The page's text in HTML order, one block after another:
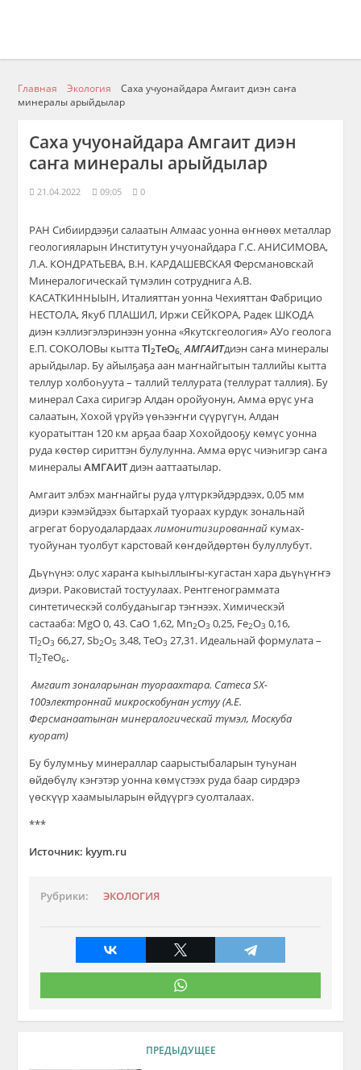
Главная Экология
Саха учуонайдара Амгаит диэн саҥа
минералы арыйдылар
Саха учуонайдара Амгаит диэн
саҥа минералы арыйдылар
21.04.2022 09:05 0
РАН Сибиирдээҕи салаатын Алмаас уонна өҥнөөх металлар
геологияларын Институтун учуонайдара Г.С. АНИСИМОВА,
Л.А. КОНДРАТЬЕВА, В.Н. КАРДАШЕВСКАЯ Ферсмановскай
Минералогическай түмэлин сотруднига А.В.
КАСАТКИННЫЫН, Италияттан уонна Чехияттан Фабрицио
НЕСТОЛА, Якуб ПЛАШИЛ, Иржи СЕЙКОРА, Радек ШКОДА
диэн кэллиэгэлэринээн уонна «Якутскгеология» АУо геолога
Е.П. СОКОЛОВы кыттаTl2TeO6, АМГАИТдиэн саҥа минералы
арыйдылар. Бу айылҕаҕа аан маҥнайгытын таллийы кытта
теллур холбоһуута – таллий теллурата (теллурат таллия). Бу
минерал Саха сиригэр Алдан оройуонун, Амма өрүс уҥа
салаатын, Хохой үрүйэ үөһээҥҥи сүүрүгүн, Алдан
куоратыттан 120 км арҕаа баар Хохойдооҕу көмүс уонна
руда көстөр сириттэн булулунна. Амма өрүс чиэһигэр саҥа
минералыАМГАИТдиэн ааттаатылар.
Амгаит элбэх маҥнайгы руда үлтүркэйдэрдээх, 0,05 мм
диэри кээмэйдээх бытархай туораах курдук зональнай
агрегат боруодалардаахлимонитизированнай кумах-
туойунан туолбут карстовай көҥдөйдөртөн булуллубут.
Дьүһүнэ: олус хараҥа кыһыллыҥы-кугастан хара дьүһүҥҥэ
диэри. Раковистай тостуулаах. Рентгенограммата
синтетическэй солбудаһыгар тэҥнээх. Химическэй
састааба: MgO 0, 43. CaO 1,62, Mn2O3 0,25, Fe2O3 0,16,
Tl2O3 66,27, Sb2O5 3,48, TeO3 27,31. Идеальнай формулата –
Tl2TeO6.
Амгаит зоналарынан туораахтара. Cameca SX-
100электроннай микроскобунан устуу (А.Е.
Ферсманаатынан минералогическай түмэл, Москуба
куорат)
Бу булумньу минераллар саарыстыбаларын туһунан
өйдөбүлү кэҥэтэр уонна көмүстээх руда баар сирдэрэ
үөскүүр хаамыыларын өйдүүргэ суолталаах.
***
Источник: kyym.ru
Рубрики: ЭКОЛОГИЯ
ПРЕДЫДУЩЕЕ